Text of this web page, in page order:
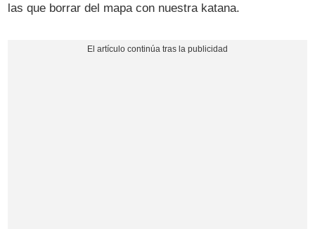
las que borrar del mapa con nuestra katana.